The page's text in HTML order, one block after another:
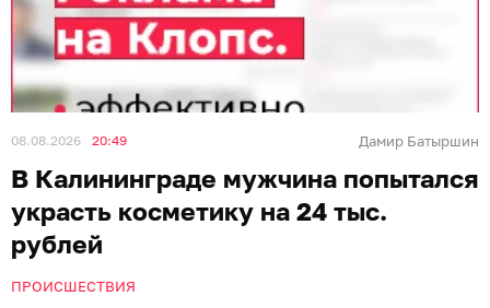
08.08.2026 20:49 Дамир Батыршин
В Калининграде мужчина попытался
украсть косметику на 24 тыс.
рублей
ПРОИСШЕСТВИЯ